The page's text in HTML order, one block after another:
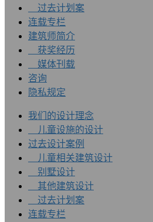
过去计划案
连载专栏
建筑师简介
获奖经历
媒体刊载
咨询
隐私规定
我们的设计理念
儿童设施的设计
过去设计案例
儿童相关建筑设计
别墅设计
其他建筑设计
过去计划案
连载专栏